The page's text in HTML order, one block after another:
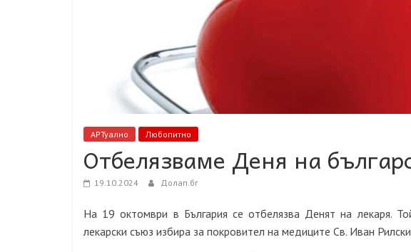
АРТуално Любопитно
Отбелязваме Деня на
19.10.2024 Долап.бг
На 19 октомври в България се отбелязва Денят на лекаря.
лекарски съюз избира за покровител на медиците Св. Иван